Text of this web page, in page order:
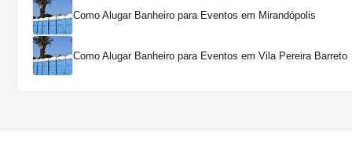
Como Alugar Banheiro para Eventos em Mirandópolis
Como Alugar Banheiro para Eventos em Vila Pereira Barreto